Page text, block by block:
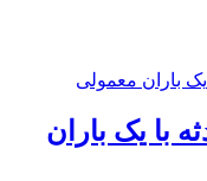
با یک باران